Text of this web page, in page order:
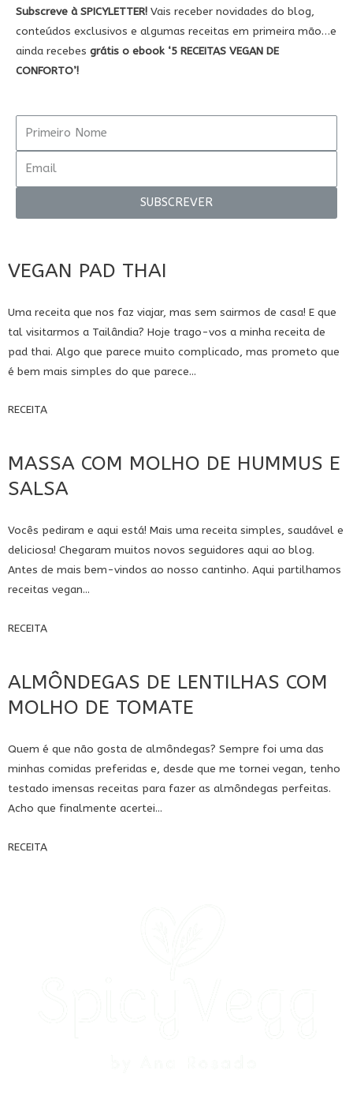
Subscreve à SPICYLETTER! Vais receber novidades do blog,
conteúdos exclusivos e algumas receitas em primeira mão…e
ainda recebes grátis o ebook ‘5 RECEITAS VEGAN DE
CONFORTO’!
SUBSCREVER
VEGAN PAD THAI
Uma receita que nos faz viajar, mas sem sairmos de casa! E que
tal visitarmos a Tailândia? Hoje trago-vos a minha receita de
pad thai. Algo que parece muito complicado, mas prometo que
é bem mais simples do que parece...
RECEITA
MASSA COM MOLHO DE HUMMUS E
SALSA
Vocês pediram e aqui está! Mais uma receita simples, saudável e
deliciosa! Chegaram muitos novos seguidores aqui ao blog.
Antes de mais bem-vindos ao nosso cantinho. Aqui partilhamos
receitas vegan...
RECEITA
ALMÔNDEGAS DE LENTILHAS COM
MOLHO DE TOMATE
Quem é que não gosta de almôndegas? Sempre foi uma das
minhas comidas preferidas e, desde que me tornei vegan, tenho
testado imensas receitas para fazer as almôndegas perfeitas.
Acho que finalmente acertei...
RECEITA